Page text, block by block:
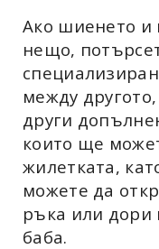
Ако шиенето и
нещо,
между
други
които ще
жилетката,
можете да
ръка или дори
баба.